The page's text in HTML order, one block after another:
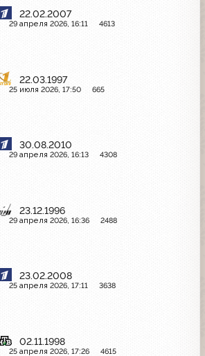
22.02.2007
29 апреля 2026, 16:11 4613
22.03.1997
25 июля 2026, 17:50 665
30.08.2010
29 апреля 2026, 16:13 4308
23.12.1996
29 апреля 2026, 16:36 2488
23.02.2008
25 апреля 2026, 17:11 3638
02.11.1998
25 апреля 2026, 17:26 4615